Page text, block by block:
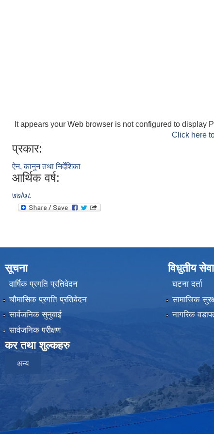
It appears your Web browser is not configured to display
Click here
प्रकार:
ऐन, कानुन तथा निर्देशिका
आर्थिक वर्ष:
७७/७८
सूचना
वार्षिक प्रगति प्रतिवेदन
चौमासिक प्रगति प्रतिवेदन
सार्वजनिक सुनुवाई
सार्वजनिक परीक्षण
कर तथा शुल्कहरु
अन्य
विधुतीय सेवा
घटना दर्ता
सामाजिक
नागरिक